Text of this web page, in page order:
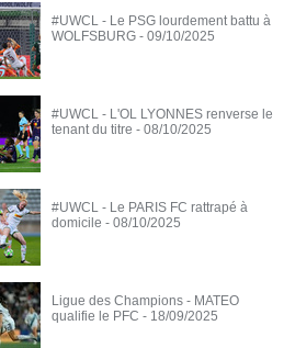
#UWCL - Le PSG lourdement battu à
WOLFSBURG - 09/10/2025
#UWCL - L'OL LYONNES renverse le
tenant du titre - 08/10/2025
#UWCL - Le PARIS FC rattrapé à
domicile - 08/10/2025
Ligue des Champions - MATEO
qualifie le PFC - 18/09/2025